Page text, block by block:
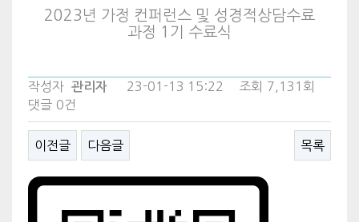
2023년 가정 컨퍼런스 및 성경적상담수료
과정 1기 수료식
작성자 관리자 23-01-13 15:22 조회
7,131회
댓글 0건
이전글 다음글 목록